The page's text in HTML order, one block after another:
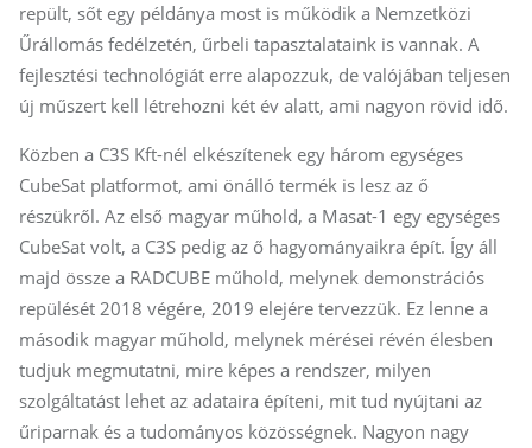
repült, sőt egy példánya most is működik a Nemzetközi
Űrállomás fedélzetén, űrbeli tapasztalataink is vannak. A
fejlesztési technológiát erre alapozzuk, de valójában teljesen
új műszert kell létrehozni két év alatt, ami nagyon rövid idő.
Közben a C3S Kft-nél elkészítenek egy három egységes
CubeSat platformot, ami önálló termék is lesz az ő
részükről. Az első magyar műhold, a Masat-1 egy egységes
CubeSat volt, a C3S pedig az ő hagyományaikra épít. Így áll
majd össze a RADCUBE műhold, melynek demonstrációs
repülését 2018 végére, 2019 elejére tervezzük. Ez lenne a
második magyar műhold, melynek mérései révén élesben
tudjuk megmutatni, mire képes a rendszer, milyen
szolgáltatást lehet az adataira építeni, mit tud nyújtani az
űriparnak és a tudományos közösségnek. Nagyon nagy